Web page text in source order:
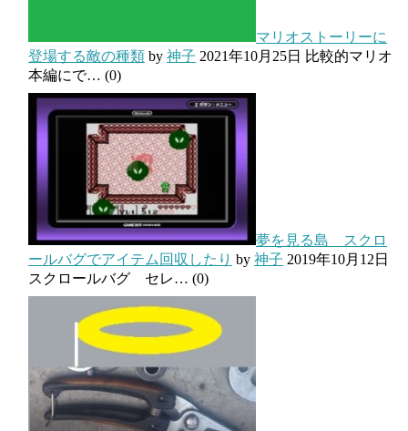
マリオストーリーに
登場する敵の種類 by 神子 2021年10月25日 比較的マリオ
本編にで… (0)
夢を見る島 スクロ
ールバグでアイテム回収したり by 神子 2019年10月12日
スクロールバグ セレ… (0)